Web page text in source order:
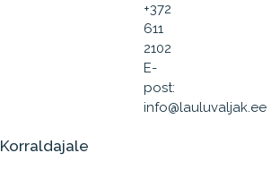
+372
611
2102
E-
post:
info@lauluvaljak.ee
Korraldajale